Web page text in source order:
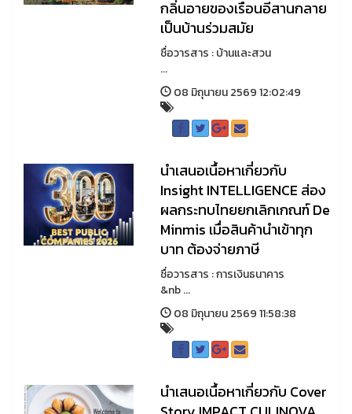
กลิ่นอายของเรือนอีสานกลาย
เป็นบ้านร่วมสมัย
ชื่อวารสาร : บ้านและสวน
...
08 มิถุนายน 2569 12:02:49
นำเสนอเนื้อหาเกี่ยวกับ
Insight INTELLIGENCE ส่อง
ผลกระทบไทยยกเลิกเกณฑ์ De
Minmis เมื่อสินค้านําเข้าทุก
บาท ต้องจ่ายภาษี
ชื่อวารสาร : การเงินธนาคาร
&nb ...
08 มิถุนายน 2569 11:58:38
นำเสนอเนื้อหาเกี่ยวกับ Cover